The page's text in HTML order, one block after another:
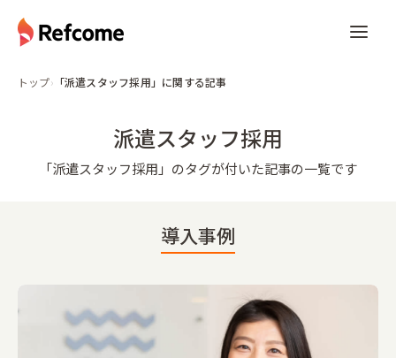
トップ› 「派遣スタッフ採用」に関する記事
派遣スタッフ採用
「派遣スタッフ採用 」のタグが付いた記事の一覧です
導入事例